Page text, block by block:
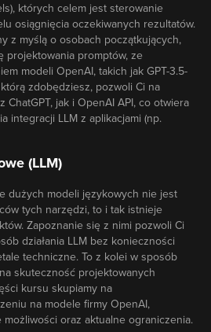
których celem jest sterowanie
osiągnięcia oczekiwanych rezultatów.
z myślą o osobach początkujących,
projektowania promptów, ze
modeli OpenAI, takich jak GPT-3.5-
zdobędziesz, pozwoli Ci na
jak i OpenAI API, co otwiera
integracji LLM z aplikacjami (np.
(LLM)
dużych modeli językowych nie jest
tych narzędzi, to i tak istnieje
Zapoznanie się z nimi pozwoli Ci
działania LLM bez konieczności
techniczne. To z kolei w sposób
skuteczność projektowanych
kursu skupiamy na
na modele firmy OpenAI,
oraz aktualne ograniczenia.